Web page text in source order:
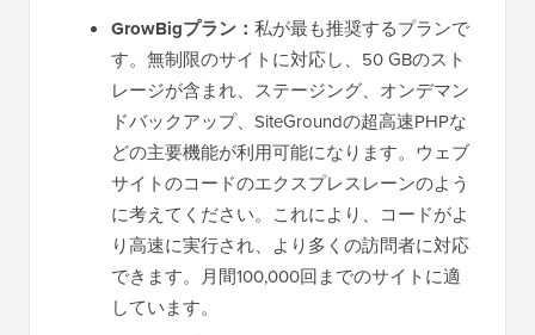
GrowBigプラン： 私が最も推奨するプランで
す。無制限のサイトに対応し、50 GBのスト
レージが含まれ、ステージング、オンデマン
ドバックアップ、SiteGroundの超高速PHPな
どの主要機能が利用可能になります。ウェブ
サイトのコードのエクスプレスレーンのよう
に考えてください。これにより、コードがよ
り高速に実行され、より多くの訪問者に対応
できます。月間100,000回までのサイトに適
しています。